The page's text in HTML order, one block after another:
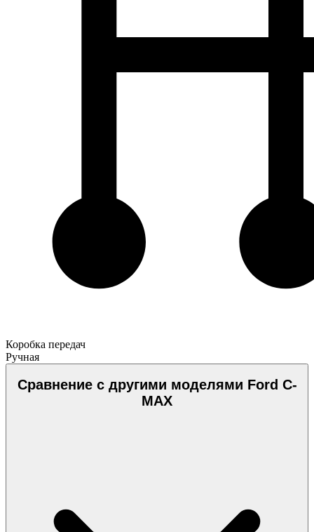
Коробка передач
Ручная
Сравнение с другими моделями Ford C-
MAX